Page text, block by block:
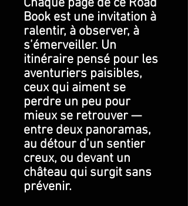
Book est une invitation à
ralentir, à observer, à
s’émerveiller. Un
itinéraire pensé pour les
aventuriers paisibles,
ceux qui aiment se
perdre un peu pour
mieux se retrouver —
entre deux panoramas,
au détour d’un sentier
creux, ou devant un
château qui surgit sans
prévenir.